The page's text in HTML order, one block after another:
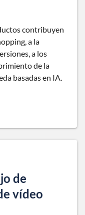
contribuyen
a la
a los
de la
basadas en IA.
de
vídeo